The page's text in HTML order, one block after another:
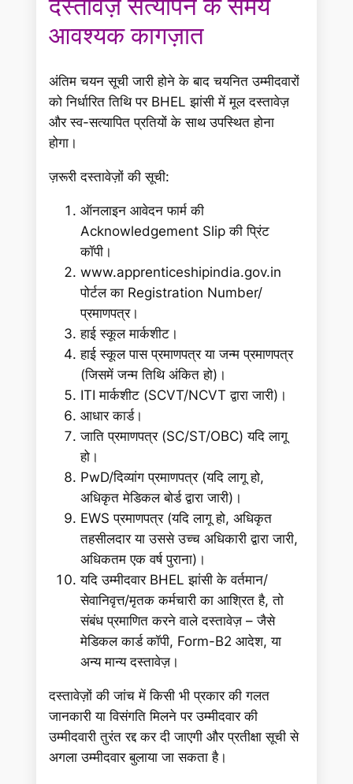
दस्तावेज़ सत्यापन के समय
आवश्यक कागज़ात
अंतिम चयन सूची जारी होने के बाद चयनित उम्मीदवारों
को निर्धारित तिथि पर BHEL झांसी में मूल दस्तावेज़
और स्व-सत्यापित प्रतियों के साथ उपस्थित होना
होगा।
ज़रूरी दस्तावेज़ों की सूची:
ऑनलाइन आवेदन फार्म की
Acknowledgement Slip की प्रिंट
कॉपी।
www.apprenticeshipindia.gov.in
पोर्टल का Registration Number/
प्रमाणपत्र।
हाई स्कूल मार्कशीट।
हाई स्कूल पास प्रमाणपत्र या जन्म प्रमाणपत्र
(जिसमें जन्म तिथि अंकित हो)।
ITI मार्कशीट (SCVT/NCVT द्वारा जारी)।
आधार कार्ड।
जाति प्रमाणपत्र (SC/ST/OBC) यदि लागू
हो।
PwD/दिव्यांग प्रमाणपत्र (यदि लागू हो,
अधिकृत मेडिकल बोर्ड द्वारा जारी)।
EWS प्रमाणपत्र (यदि लागू हो, अधिकृत
तहसीलदार या उससे उच्च अधिकारी द्वारा जारी,
अधिकतम एक वर्ष पुराना)।
यदि उम्मीदवार BHEL झांसी के वर्तमान/
सेवानिवृत्त/मृतक कर्मचारी का आश्रित है, तो
संबंध प्रमाणित करने वाले दस्तावेज़ – जैसे
मेडिकल कार्ड कॉपी, Form-B2 आदेश, या
अन्य मान्य दस्तावेज़।
दस्तावेज़ों की जांच में किसी भी प्रकार की गलत
जानकारी या विसंगति मिलने पर उम्मीदवार की
उम्मीदवारी तुरंत रद्द कर दी जाएगी और प्रतीक्षा सूची से
अगला उम्मीदवार बुलाया जा सकता है।